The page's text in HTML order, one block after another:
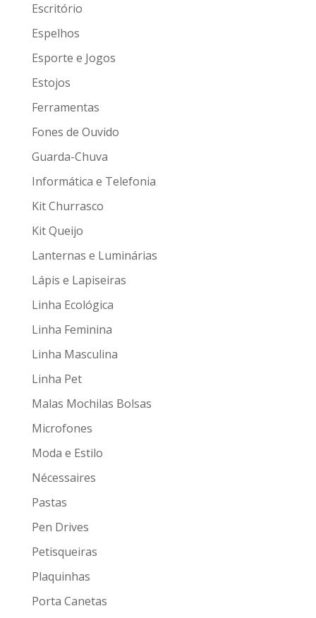
Escritório
Espelhos
Esporte e Jogos
Estojos
Ferramentas
Fones de Ouvido
Guarda-Chuva
Informática e Telefonia
Kit Churrasco
Kit Queijo
Lanternas e Luminárias
Lápis e Lapiseiras
Linha Ecológica
Linha Feminina
Linha Masculina
Linha Pet
Malas Mochilas Bolsas
Microfones
Moda e Estilo
Nécessaires
Pastas
Pen Drives
Petisqueiras
Plaquinhas
Porta Canetas